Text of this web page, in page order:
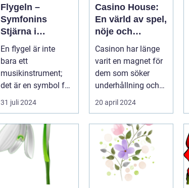
Flygeln –
Symfonins
Stjärna i
Vardagsrummet
En flygel är inte
bara ett
musikinstrument;
det är en symbol för
elegans, kulturelt
a...
31 juli 2024
Casino House:
En värld av spel,
nöje och
spänning
Casinon har länge
varit en magnet för
dem som söker
underhållning och
en chans ...
20 april 2024